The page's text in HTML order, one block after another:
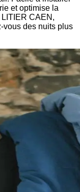
et optimise la
CAEN,
vous des nuits plus